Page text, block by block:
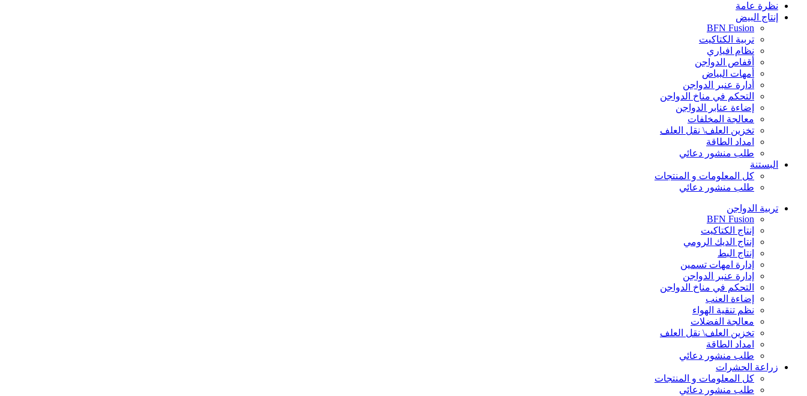
نظرة عامة
إنتاج البيض
BFN Fusion
تربية الكتاكيت
نظام افياري
أقفاص الدواجن
أمهات البياض
أدارة عنبر الدواجن
التحكم في مناخ الدواجن
إضاءة عنابر الدواجن
معالجة المخلفات
تخزين العلف\ نقل العلف
امداد الطاقة
طلب منشور دعائي
البستنة
كل المعلومات و المنتجات
طلب منشور دعائي
تربية الدواجن
BFN Fusion
إنتاج الكتاكيت
إنتاج الديك الرومي
إنتاج البط
إدارة امهات تسمين
إدارة عنبر الدواجن
التحكم في مناخ الدواجن
إضاءة العنب
نظم تنقية الهواء
معالجة الفضلات
تخزين العلف\ نقل العلف
امداد الطاقة
طلب منشور دعائي
زراعة الحشرات
كل المعلومات و المنتجات
طلب منشور دعائي